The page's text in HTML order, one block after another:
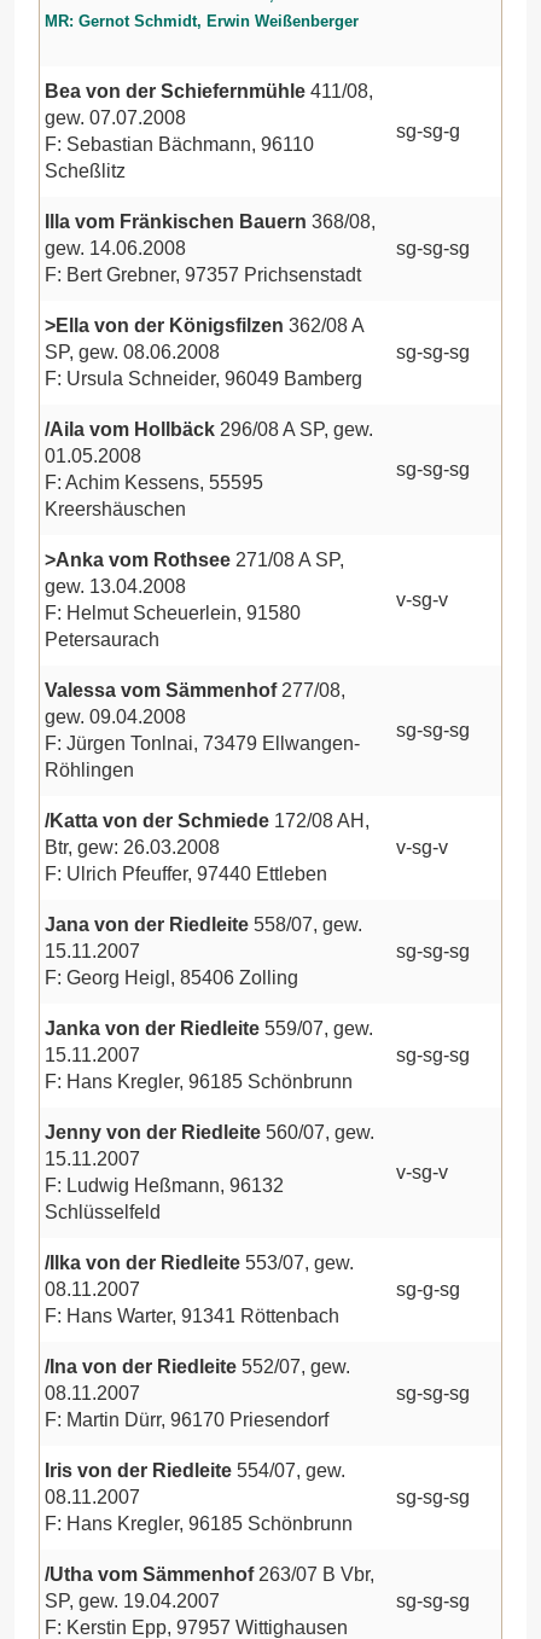
MR: Gernot Schmidt, Erwin Weißenberger
Bea von der Schiefernmühle 411/08,
gew. 07.07.2008
F: Sebastian Bächmann, 96110
Scheßlitz
sg-sg-g
Illa vom Fränkischen Bauern 368/08,
gew. 14.06.2008
F: Bert Grebner, 97357 Prichsenstadt
sg-sg-sg
>Ella von der Königsfilzen 362/08 A
SP, gew. 08.06.2008
F: Ursula Schneider, 96049 Bamberg
sg-sg-sg
/Aila vom Hollbäck 296/08 A SP, gew.
01.05.2008
F: Achim Kessens, 55595
Kreershäuschen
sg-sg-sg
>Anka vom Rothsee 271/08 A SP,
gew. 13.04.2008
F: Helmut Scheuerlein, 91580
Petersaurach
v-sg-v
Valessa vom Sämmenhof277/08,
gew. 09.04.2008
F: Jürgen Tonlnai, 73479 Ellwangen-
Röhlingen
sg-sg-sg
/Katta von der Schmiede 172/08 AH,
Btr, gew: 26.03.2008
F: Ulrich Pfeuffer, 97440 Ettleben
v-sg-v
Jana von der Riedleite 558/07, gew.
15.11.2007
F: Georg Heigl, 85406 Zolling
sg-sg-sg
Janka von der Riedleite 559/07, gew.
15.11.2007
F: Hans Kregler, 96185 Schönbrunn
sg-sg-sg
Jenny von der Riedleite 560/07, gew.
15.11.2007
F: Ludwig Heßmann, 96132
Schlüsselfeld
v-sg-v
/Ilka von der Riedleite 553/07, gew.
08.11.2007
F: Hans Warter, 91341 Röttenbach
sg-g-sg
/Ina von der Riedleite 552/07, gew.
08.11.2007
F: Martin Dürr, 96170 Priesendorf
sg-sg-sg
Iris von der Riedleite 554/07, gew.
08.11.2007
F: Hans Kregler, 96185 Schönbrunn
sg-sg-sg
/Utha vom Sämmenhof 263/07 B Vbr,
SP, gew. 19.04.2007
F: Kerstin Epp, 97957 Wittighausen
sg-sg-sg